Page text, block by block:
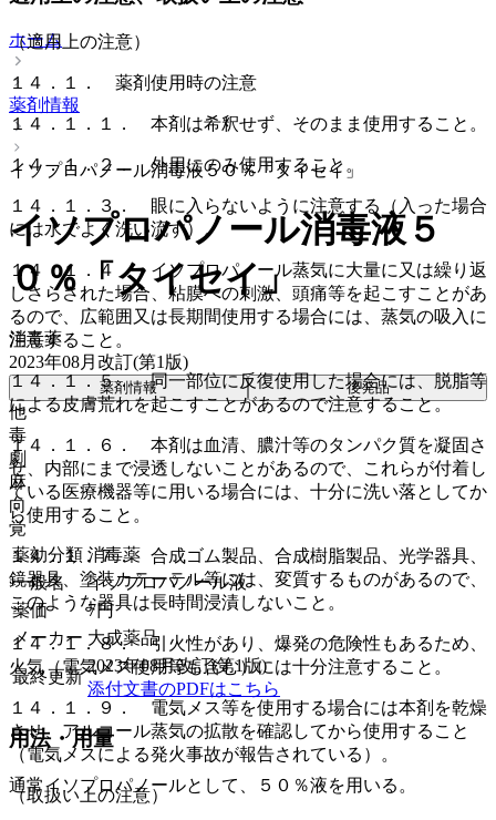
（適用上の注意）
１４．１． 薬剤使用時の注意
１４．１．１． 本剤は希釈せず、そのまま使用すること。
１４．１．２． 外用にのみ使用すること。
１４．１．３． 眼に入らないように注意する（入った場合
には水でよく洗い流す）。
１４．１．４． イソプロパノール蒸気に大量に又は繰り返
しさらされた場合、粘膜への刺激、頭痛等を起こすことがあ
るので、広範囲又は長期間使用する場合には、蒸気の吸入に
注意すること。
１４．１．５． 同一部位に反復使用した場合には、脱脂等
による皮膚荒れを起こすことがあるので注意すること。
１４．１．６． 本剤は血清、膿汁等のタンパク質を凝固さ
せ、内部にまで浸透しないことがあるので、これらが付着し
ている医療機器等に用いる場合には、十分に洗い落としてか
ら使用すること。
１４．１．７． 合成ゴム製品、合成樹脂製品、光学器具、
鏡器具、塗装カテーテル等には、変質するものがあるので、
このような器具は長時間浸漬しないこと。
１４．１．８． 引火性があり、爆発の危険性もあるため、
火気（電気メス使用等も含む）には十分注意すること。
１４．１．９． 電気メス等を使用する場合には本剤を乾燥
させ、アルコール蒸気の拡散を確認してから使用すること
（電気メスによる発火事故が報告されている）。
（取扱い上の注意）
ホーム
薬剤情報
イソプロパノール消毒液５０％「タイセイ」
イソプロパノール消毒液５
０％「タイセイ」
消毒薬
2023年08月改訂(第1版)
薬剤情報 後発品
他
毒
劇
麻
向
覚
薬効分類 消毒薬
一般名
イソプロパノール液
薬価
7円
メーカー 大成薬品
最終更新
2023年08月改訂(第1版)
添付文書のPDFはこちら
用法・用量
通常イソプロパノールとして、５０％液を用いる。